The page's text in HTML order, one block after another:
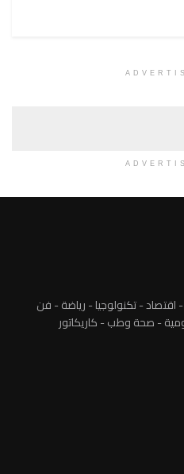
- تكنولوجيا - رياضة - فن
- صحة وطب - كاريكاتور